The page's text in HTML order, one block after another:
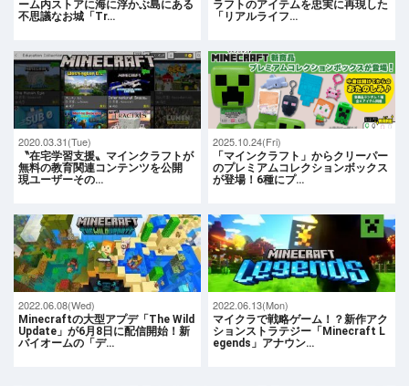
ーム内ストアに海に浮かぶ島にある
不思議なお城「Tr…
ラフトのアイテムを忠実に再現した
「リアルライフ…
2020.03.31(Tue)
〝在宅学習支援〟マインクラフトが
無料の教育関連コンテンツを公開
現ユーザーその…
2025.10.24(Fri)
「マインクラフト」からクリーパー
のプレミアムコレクションボックス
が登場！6種にプ…
2022.06.08(Wed)
Minecraftの大型アプデ「The Wild
Update」が6月8日に配信開始！新
バイオームの「デ…
2022.06.13(Mon)
マイクラで戦略ゲーム！？新作アク
ションストラテジー「Minecraft L
egends」アナウン…